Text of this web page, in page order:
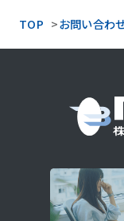
TOP お問い合わ